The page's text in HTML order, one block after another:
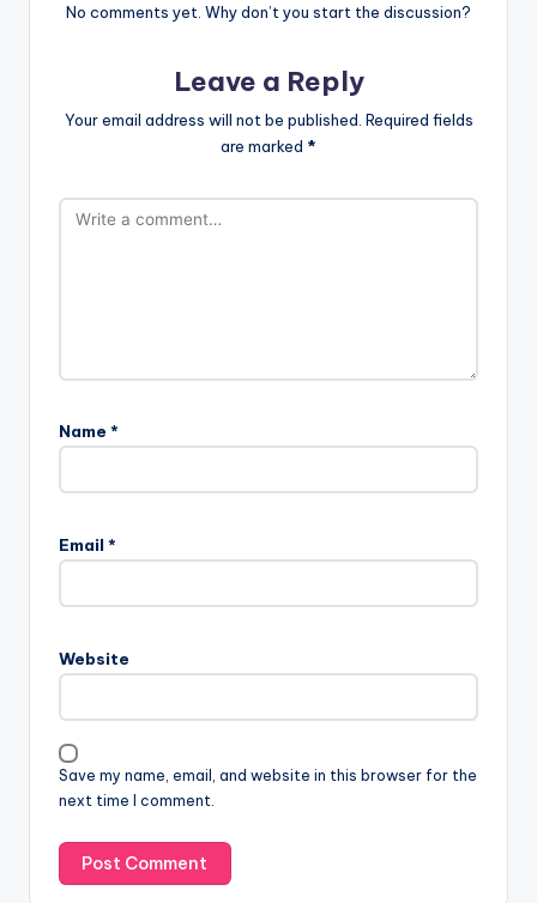
No comments yet. Why don’t you start the discussion?
Leave a Reply
Your email address will not be published. Required fields
are marked *
Name *
Email *
Website
Save my name, email, and website in this browser for the
next time I comment.